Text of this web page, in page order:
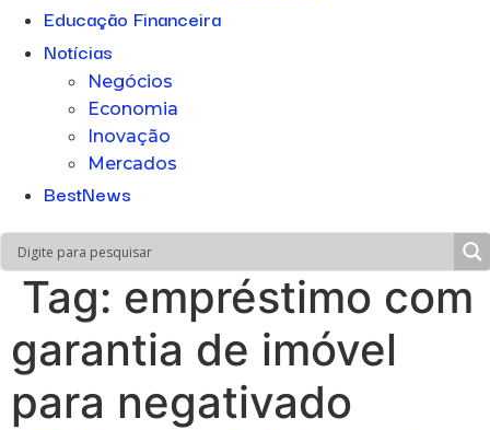
Educação Financeira
Notícias
Negócios
Economia
Inovação
Mercados
BestNews
Tag: empréstimo com
garantia de imóvel
para negativado